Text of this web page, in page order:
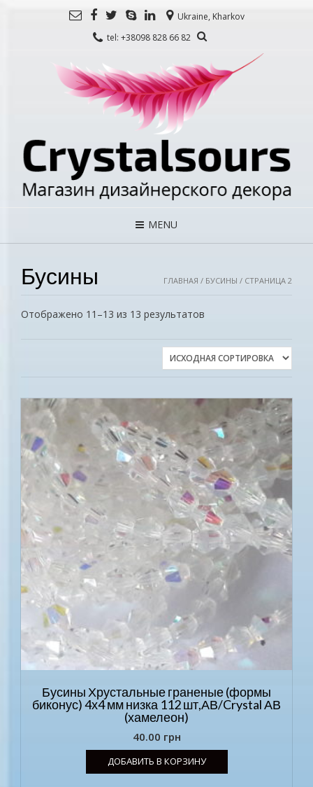
Ukraine, Kharkov
tel: +38098 828 66 82
MENU
ГЛАВНАЯ / БУСИНЫ / СТРАНИЦА 2
Бусины
Отображено 11–13 из 13 результатов
Бусины Хрустальные граненые (формы
биконус) 4х4 мм низка 112 шт,АВ/Crystal АВ
(хамелеон)
40.00 грн
ДОБАВИТЬ В КОРЗИНУ